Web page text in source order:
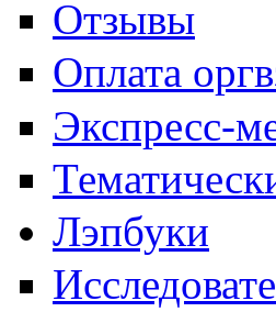
Отзывы
Оплата
Экспресс-
Лэпбуки